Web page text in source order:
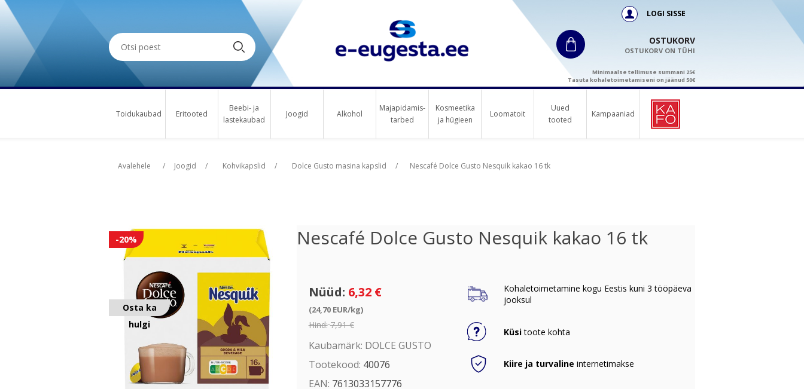
LOGI SISSE
OSTUKORV
OSTUKORV ON TÜHI
Minimaalse tellimuse summani 25€
Tasuta kohaletoimetamiseni on jäänud 50€
Toidukaubad Eritooted
Beebi- ja
lastekaubad
Joogid Alkohol
Majapidamis-
tarbed
Kosmeetika
ja hügieen
Loomatoit
Uued
tooted
Kampaaniad
Avalehele / Joogid / Kohvikapslid / Dolce Gusto masina kapslid / Nescafé Dolce Gusto Nesquik kakao 16 tk
-20%
Osta ka
hulgi
Nescafé Dolce Gusto Nesquik kakao 16 tk
Nüüd: 6,32 €
(24,70 EUR/kg)
Hind: 7,91 €
Kaubamärk: DOLCE GUSTO
Tootekood: 40076
EAN: 7613033157776
Kohaletoimetamine kogu Eestis kuni 3 tööpäeva
jooksul
Küsitoote kohta
Kiire ja turvaline internetimakse